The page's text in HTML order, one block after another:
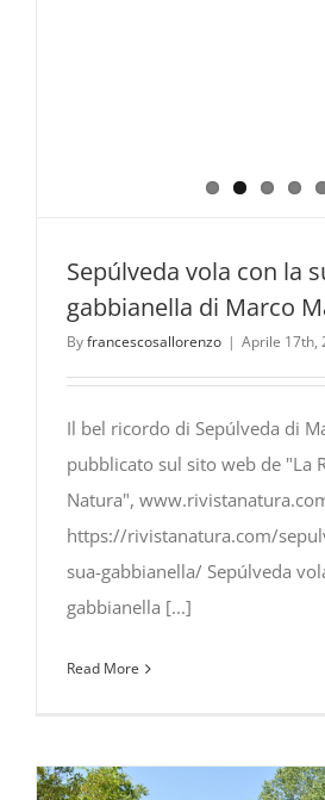
Sepúlveda vola con la
gabbianella di Marco
Byfrancescosallorenzo | Aprile 17th,
Il bel ricordo di Sepúlveda di
pubblicato sul sito web de "La
Natura",
https://rivistanatura.com/
sua-gabbianella/ Sepúlveda
gabbianella [...]
Read More